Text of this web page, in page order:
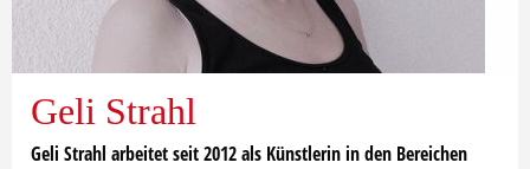
Geli Strahl
Geli Strahl arbeitet seit 2012 als Künstlerin in den Bereichen